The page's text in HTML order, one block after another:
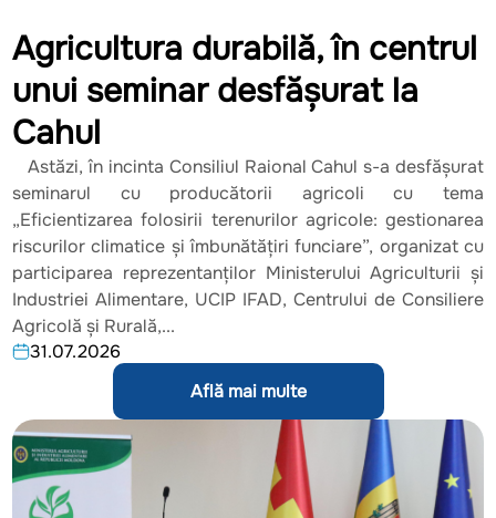
Agricultura durabilă, în centrul
unui seminar desfășurat la
Cahul
Astăzi, în incinta Consiliul Raional Cahul s-a desfășurat
seminarul cu producătorii agricoli cu tema
„Eficientizarea folosirii terenurilor agricole: gestionarea
riscurilor climatice și îmbunătățiri funciare”, organizat cu
participarea reprezentanților Ministerului Agriculturii și
Industriei Alimentare, UCIP IFAD, Centrului de Consiliere
Agricolă și Rurală,...
31.07.2026
Află mai multe